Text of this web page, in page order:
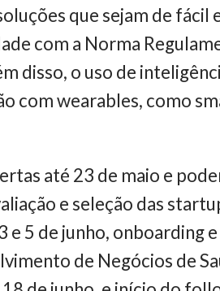
que sejam de
com a Norma
disso, o uso de
com wearables, como
até 23 de maio e
e seleção das
e 5 de junho,
de Negócios de